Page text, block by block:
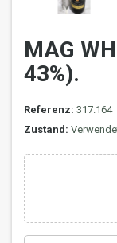
MAG
43%).
Referenz: 317.164
Zustand: